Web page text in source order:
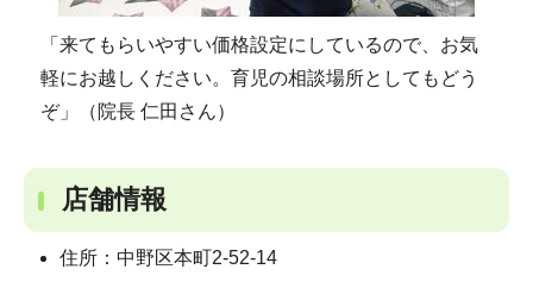
「来てもらいやすい価格設定にしているので、お気
軽にお越しください。育児の相談場所としてもどう
ぞ」（院長 仁田さん）
店舗情報
住所：中野区本町2-52-14